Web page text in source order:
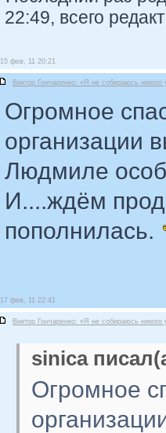
22:49, всего
15 фев, 11 20:21
Виктор Гончаренко: «Я не собираюсь никого
Огромное
организации
Людмиле
И....ждём
пополнилась.
17 фев, 11 22:41
Виктор Гончаренко: «Я не собираюсь никого
sinica
Огромное